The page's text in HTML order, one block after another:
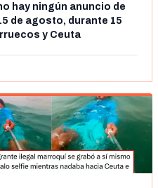
hay ningún anuncio de
de agosto, durante 15
y Ceuta